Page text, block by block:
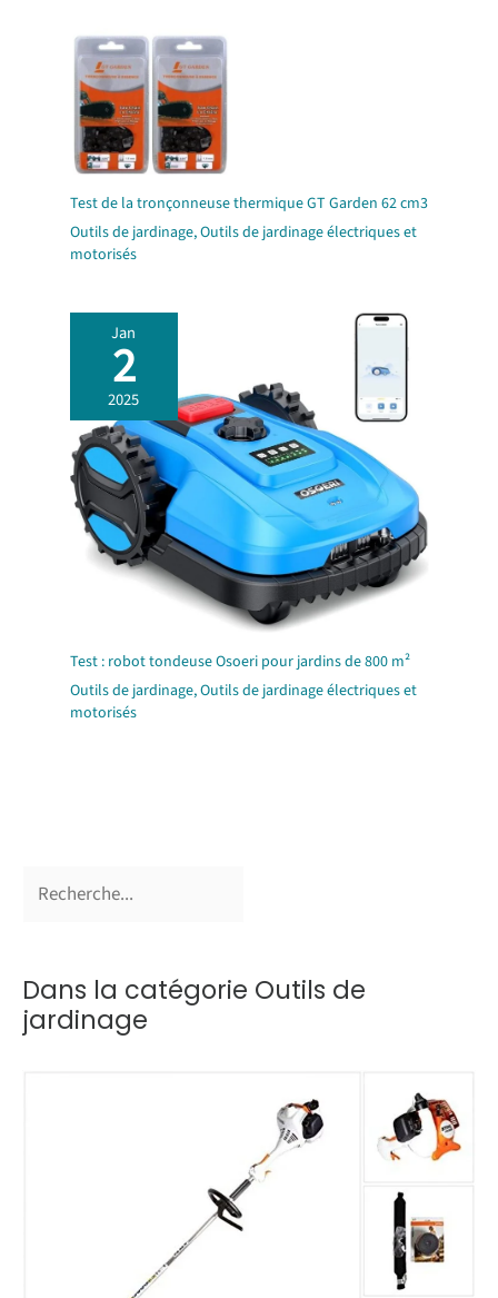
Test de la tronçonneuse thermique GT Garden 62 cm3
Outils de jardinage,Outils de jardinage électriques et
motorisés
Jan
2
2025
Test : robot tondeuse Osoeri pour jardins de 800 m²
Outils de jardinage,Outils de jardinage électriques et
motorisés
Dans la catégorie Outils de
jardinage